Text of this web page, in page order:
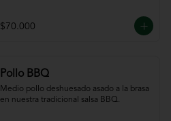
$70.000
Pollo BBQ
Medio pollo deshuesado asado a la brasa
en nuestra tradicional salsa BBQ.